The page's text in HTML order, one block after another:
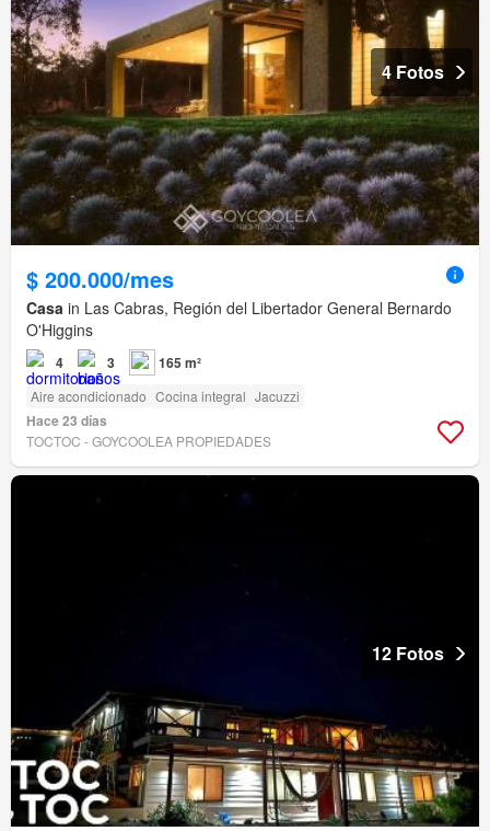
4 Fotos
$ 200.000/mes
Casa in Las Cabras, Región del Libertador General Bernardo
O'Higgins
4 3 165 m²
Aire acondicionado Cocina integral Jacuzzi
Hace 23 días
TOCTOC - GOYCOOLEA PROPIEDADES
12 Fotos